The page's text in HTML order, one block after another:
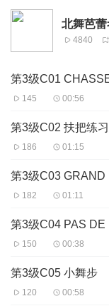
北舞芭
4840
第3级C01
145 00:56
第3级C02 扶把练
186 01:15
第3级C03 GRAND
182 01:11
第3级C04 PAS DE
150 00:38
第3级C05 小舞步
120 00:58